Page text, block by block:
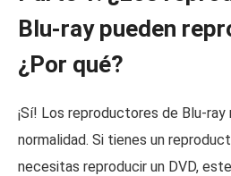
Blu-ray pueden
¿Por qué?
¡Sí! Los reproductores de Blu-
normalidad. Si tienes un
necesitas reproducir un DVD,